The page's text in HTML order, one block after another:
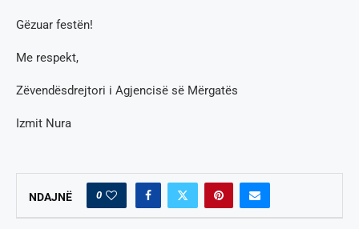
Gëzuar festën!
Me respekt,
Zëvendësdrejtori i Agjencisë së Mërgatës
Izmit Nura
NDAJNË 0